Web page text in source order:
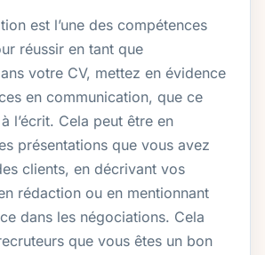
est l’une des compétences
réussir en tant que
votre CV, mettez en évidence
en communication, que ce
l’écrit. Cela peut être en
présentations que vous avez
clients, en décrivant vos
rédaction ou en mentionnant
dans les négociations. Cela
que vous êtes un bon